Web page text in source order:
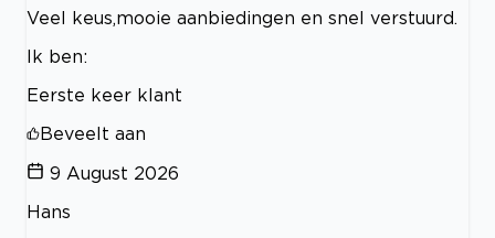
Veel keus,mooie aanbiedingen en snel verstuurd.
Ik ben:
Eerste keer klant
Beveelt aan
9 August 2026
Hans